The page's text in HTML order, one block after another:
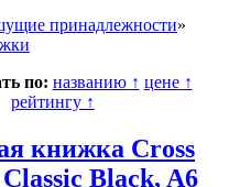
принадлежности»
по: названию↑ цене↑
рейтингу ↑
книжка Cross
Black, A6